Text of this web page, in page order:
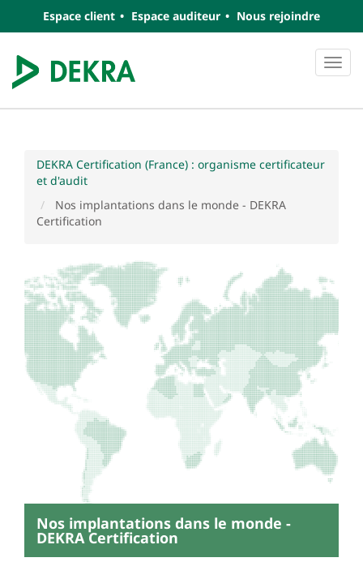
Espace client Espace auditeur Nous rejoindre
DEKRA Certification (France) : organisme certificateur
et d'audit
Nos implantations dans le monde - DEKRA
Certification
Nos implantations dans le monde -
DEKRA Certification